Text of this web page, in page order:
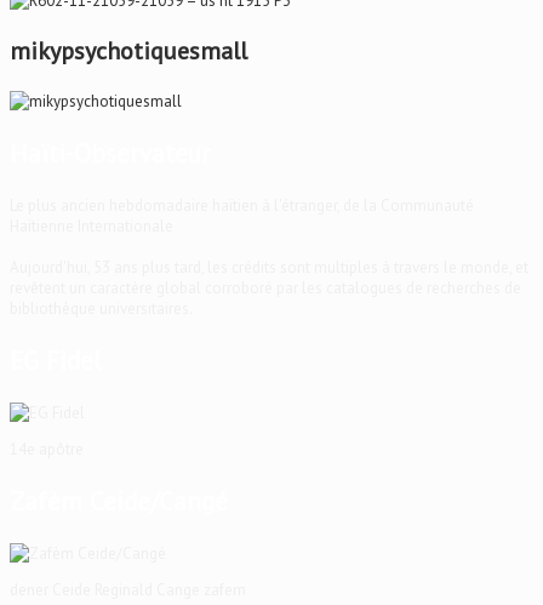
mikypsychotiquesmall